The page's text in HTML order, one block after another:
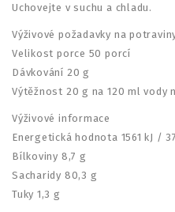
Uchovejte v suchu a chladu.
Výživové požadavky na
Velikost porce 50 porcí
Dávkování 20 g
Výtěžnost 20 g na 120 ml vody
Výživové informace
Energetická hodnota 1561 kJ /
Bílkoviny 8,7 g
Sacharidy 80,3 g
Tuky 1,3 g